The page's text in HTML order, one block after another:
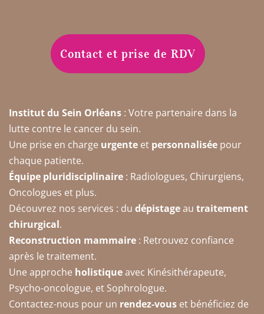
Contact et prise de RDV
Institut du Sein Orléans : Votre partenaire dans la
lutte contre le cancer du sein.
Une prise en charge urgente et personnalisée pour
chaque patiente.
Équipe pluridisciplinaire : Radiologues, Chirurgiens,
Oncologues et plus.
Découvrez nos services : du dépistageau traitement
chirurgical.
Reconstruction mammaire : Retrouvez confiance
après le traitement.
Une approche holistiqueavec Kinésithérapeute,
Psycho-oncologue, et Sophrologue.
Contactez-nous pour un rendez-vous et bénéficiez de